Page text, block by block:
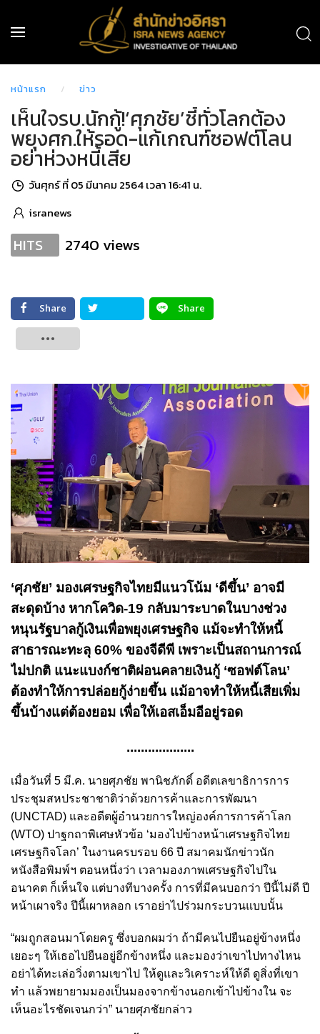
หน้าแรก ข่าว
เห็นใจรบ.นักกู้!‘ศุภชัย’ชี้ทั่วโลกต้อง
พยุงศก.ให้รอด-แก้เกณฑ์ซอฟต์โลน
อย่าห่วงหนี้เสีย
วันศุกร์ ที่ 05 มีนาคม 2564 เวลา 16:41 น.
isranews
HITS 2740 views
Share
Share
‘ศุภชัย’ มองเศรษฐกิจไทยมีแนวโน้ม ‘ดีขึ้น’ อาจมี
สะดุดบ้าง หากโควิด-19 กลับมาระบาดในบางช่วง
หนุนรัฐบาลกู้เงินเพื่อพยุงเศรษฐกิจ แม้จะทำให้หนี้
สาธารณะทะลุ 60% ของจีดีพี เพราะเป็นสถานการณ์
ไม่ปกติ แนะแบงก์ชาติผ่อนคลายเงินกู้ ‘ซอฟต์โลน’
ต้องทำให้การปล่อยกู้ง่ายขึ้น แม้อาจทำให้หนี้เสียเพิ่ม
ขึ้นบ้างแต่ต้องยอม เพื่อให้เอสเอ็มอีอยู่รอด
...................
เมื่อวันที่ 5 มี.ค. นายศุภชัย พานิชภักดิ์ อดีตเลขาธิการการ
ประชุมสหประชาชาติว่าด้วยการค้าและการพัฒนา
(UNCTAD) และอดีตผู้อํานวยการใหญ่องค์การการค้าโลก
(WTO) ปาฐกถาพิเศษหัวข้อ ‘มองไปข้างหน้าเศรษฐกิจไทย
เศรษฐกิจโลก’ ในงานครบรอบ 66 ปี สมาคมนักข่าวนัก
หนังสือพิมพ์ฯ ตอนหนึ่งว่า เวลามองภาพเศรษฐกิจไปใน
อนาคต ก็เห็นใจ แต่บางทีบางครั้ง การที่มีคนบอกว่า ปีนี้ไม่ดี ปี
หน้าเผาจริง ปีนี้เผาหลอก เราอย่าไปร่วมกระบวนแบบนั้น
“ผมถูกสอนมาโดยครู ซึ่งบอกผมว่า ถ้ามีคนไปยืนอยู่ข้างหนึ่ง
เยอะๆ ให้เธอไปยืนอยู่อีกข้างหนึ่ง และมองว่าเขาไปทางไหน
อย่าได้ทะเล่อวิ่งตามเขาไป ให้ดูและวิเคราะห์ให้ดี ดูสิ่งที่เขา
ทำ แล้วพยายามมองเป็นมองจากข้างนอกเข้าไปข้างใน จะ
เห็นอะไรชัดเจนกว่า” นายศุภชัยกล่าว